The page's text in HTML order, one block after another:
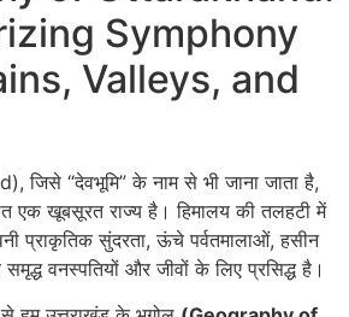
Symphony
Valleys, and
जिसे “देवभूमि” के नाम से भी जाना जाता है,
एक खूबसूरत राज्य है। हिमालय की तलहटी में
प्राकृतिक सुंदरता, ऊंचे पर्वतमालाओं, हसीन
समृद्ध वनस्पतियों और जीवों के लिए प्रसिद्ध है।